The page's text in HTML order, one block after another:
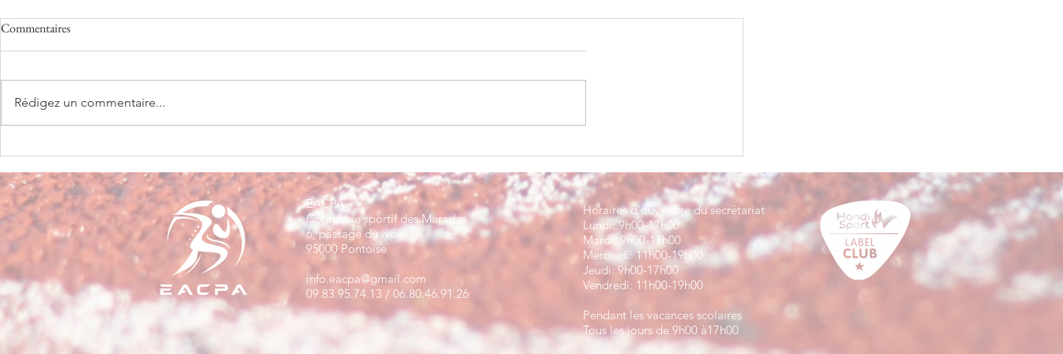
venu, a vu (peut être) et a vaincu ?
Luis !
Commentaires
Rédigez un commentaire...
EACPA
Complexe sportif des Maradas
6, passage du lycée
95000 Pontoise
info.eacpa@gmail.com
09.83.95.74.13 / 06.80.46.91.26
Horaires d'ouverture du secrétariat
Lundi: 9h00-17h00
Mardi: 9h00-17h00
Mercredi: 11h00-19h00
Jeudi: 9h00-17h00
Vendredi: 11h00-19h00
Pendant les vacances scolaires
Tous les jours de 9h00 à17h00